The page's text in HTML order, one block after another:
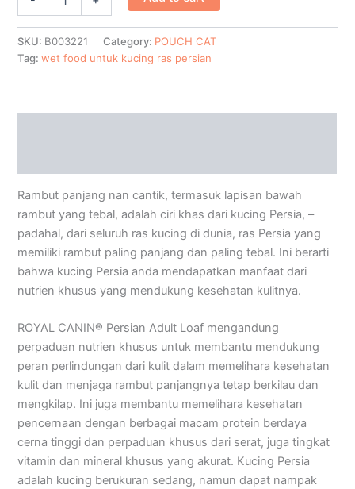
SKU: B003221 Category: POUCH CAT
Tag:wet food untuk kucing ras persian
Rambut panjang nan cantik, termasuk lapisan bawah
rambut yang tebal, adalah ciri khas dari kucing Persia, –
padahal, dari seluruh ras kucing di dunia, ras Persia yang
memiliki rambut paling panjang dan paling tebal. Ini berarti
bahwa kucing Persia anda mendapatkan manfaat dari
nutrien khusus yang mendukung kesehatan kulitnya.
ROYAL CANIN® Persian Adult Loaf mengandung
perpaduan nutrien khusus untuk membantu mendukung
peran perlindungan dari kulit dalam memelihara kesehatan
kulit dan menjaga rambut panjangnya tetap berkilau dan
mengkilap. Ini juga membantu memelihara kesehatan
pencernaan dengan berbagai macam protein berdaya
cerna tinggi dan perpaduan khusus dari serat, juga tingkat
vitamin dan mineral khusus yang akurat. Kucing Persia
adalah kucing berukuran sedang, namun dapat nampak